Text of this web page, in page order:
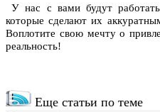
У нас с вами будут
которые сделают их
Воплотите свою мечту о
реальность!
Еще статьи по теме